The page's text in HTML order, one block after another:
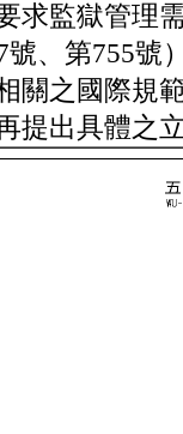
求監獄管理
號、第755號
關之國際規
提出具體之